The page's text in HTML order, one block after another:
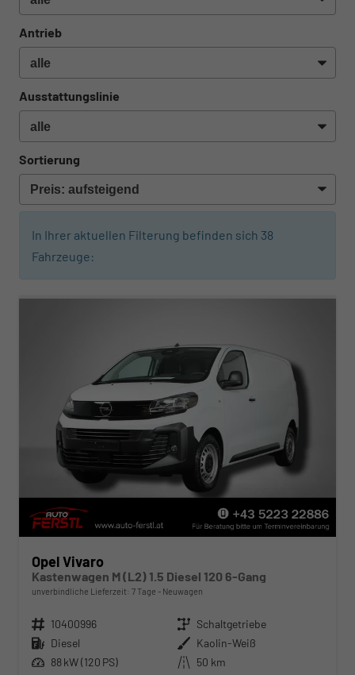
Antrieb
Ausstattungslinie
Sortierung
In Ihrer aktuellen Filterung befinden sich 38
Fahrzeuge:
Opel Vivaro
Kastenwagen M (L2) 1.5 Diesel 120 6-Gang
unverbindliche Lieferzeit: 7 Tage Neuwagen
Fahrzeugnr. 10400996 Getriebe Schaltgetriebe
Kraftstoff Diesel Außenfarbe Kaolin-Weiß
Leistung 88 kW (120 PS) Kilometerstand 50 km